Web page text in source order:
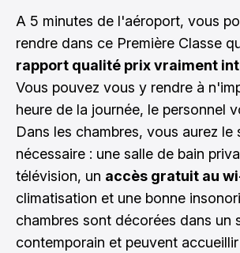
A 5 minutes de l'aéroport, vous
rendre dans ce Première Classe
rapport qualité prix vraiment
Vous pouvez vous y rendre à
heure de la journée, le personnel
Dans les chambres, vous aurez le
nécessaire : une salle de bain
télévision, un accès gratuit au
climatisation et une bonne
chambres sont décorées dans un
contemporain et peuvent